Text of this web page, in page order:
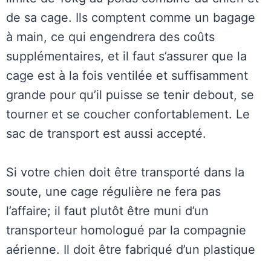
de sa cage. Ils comptent comme un bagage
à main, ce qui engendrera des coûts
supplémentaires, et il faut s’assurer que la
cage est à la fois ventilée et suffisamment
grande pour qu’il puisse se tenir debout, se
tourner et se coucher confortablement. Le
sac de transport est aussi accepté.
Si votre chien doit être transporté dans la
soute, une cage régulière ne fera pas
l’affaire; il faut plutôt être muni d’un
transporteur homologué par la compagnie
aérienne. Il doit être fabriqué d’un plastique